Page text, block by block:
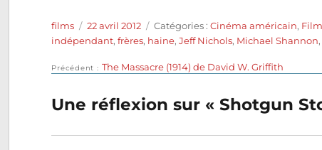
Auteur
films
Publié
le
22 avril 2012 Catégories
Catégories :Cinéma américain,
indépendant,frères, haine,Jeff Nichols, Michael Shannon,
Navigation
de
l’article
Précédent
Publication
The Massacre (1914) de David W. Griffith
Une réflexion sur « Shotgun